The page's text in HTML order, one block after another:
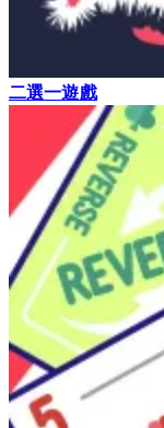
二選一遊戲